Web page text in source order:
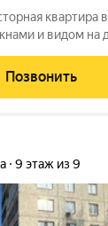
квартира
и видом на
Позвонить
9 этаж из 9